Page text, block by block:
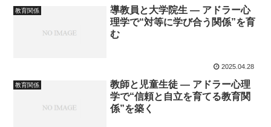
教育関係
導教員と大学院生 ― アドラー心
理学で“対等に学び合う関係”を育
む
2025.04.28
教育関係
教師と児童生徒 ― アドラー心理
学で“信頼と自立を育てる教育関
係”を築く